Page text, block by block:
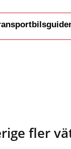
fler